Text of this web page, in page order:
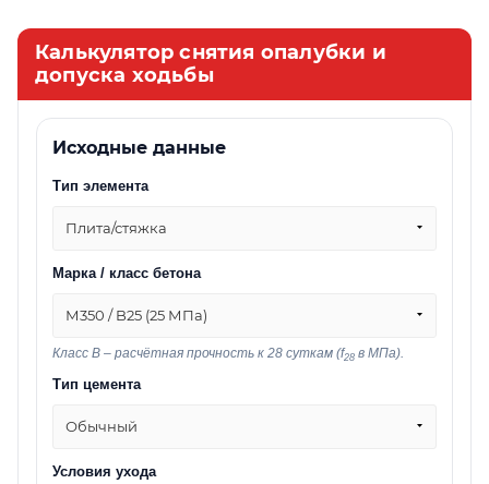
Калькулятор снятия опалубки и
допуска ходьбы
Исходные данные
Тип элемента
Плита/стяжка
Марка / класс бетона
М350 / B25 (25 МПа)
Класс B – расчётная прочность к 28 суткам (f28 в МПа).
Тип цемента
Обычный
Условия ухода